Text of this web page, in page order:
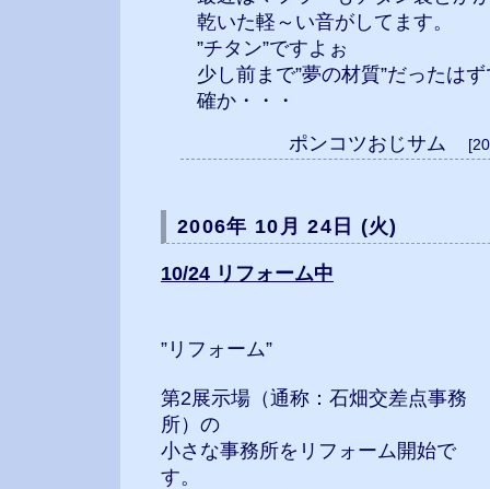
乾いた軽～い音がしてます。
”チタン”ですよぉ
少し前まで”夢の材質”だったは
確か・・・
ポンコツおじサム
2006年 10月 24日 (火)
10/24 リフォーム中
”リフォーム”
第2展示場（通称：石畑交差点事務
所）の
小さな事務所をリフォーム開始で
す。